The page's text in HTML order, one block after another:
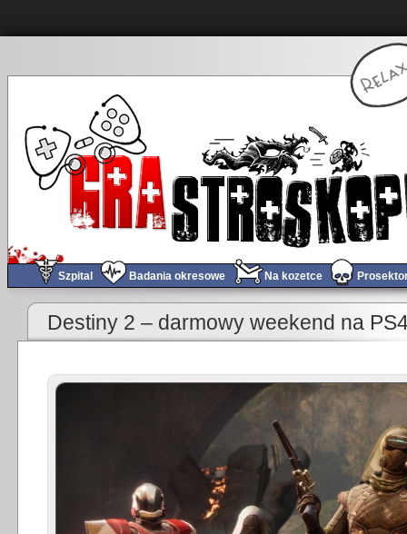
Szpital Badania okresowe Na kozetce
Obchód tygodnia #329
Destiny 2 – darmowy weekend na